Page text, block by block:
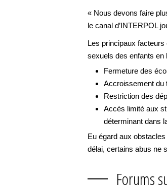
« Nous devons faire
le canal d’INTERPOL
Les principaux facteurs
sexuels des enfants en
Fermeture des
Accroissement du
Restriction des
Accès limité aux
déterminant dans
Eu égard aux
délai, certains abus ne
Forums